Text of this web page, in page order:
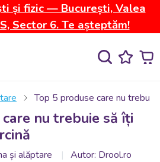
și fizic — București, Valea
Sector 6. Te așteptăm!
Top 5 produse care nu trebuie
nu trebuie să îți
și alăptare Autor: Drool.ro